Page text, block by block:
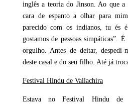
inglês a teoria do Jinson. Ao que a
cara de espanto a olhar para
parecido com os indianos, tu és
gostamos de pessoas simpáticas”.
orgulho. Antes de deitar, despedi-
deste casal e do seu filho. Até já
Festival Hindu de Vallachira
Estava no Festival Hindu de